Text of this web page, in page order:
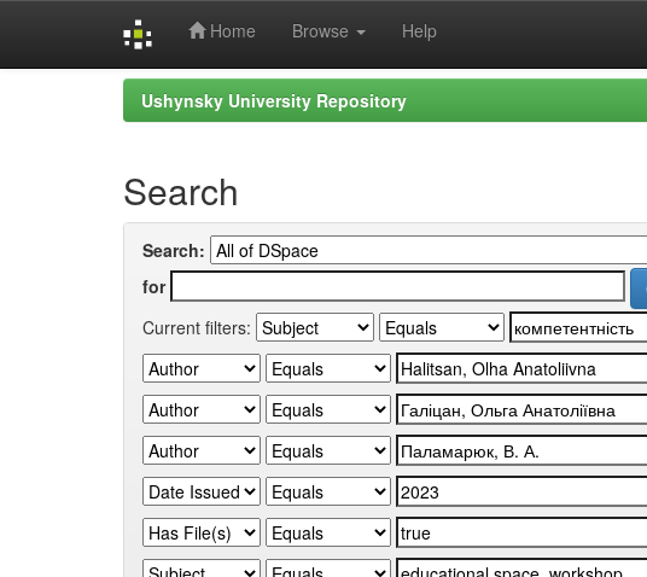
Home Browse Help
Ushynsky University Repository
Search
Search:
for
Current filters: